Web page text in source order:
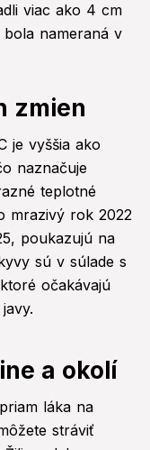
viac ako 4 cm
bola nameraná v
zmien
je vyššia ako
naznačuje
teplotné
mrazivý rok 2022
poukazujú na
sú v súlade s
očakávajú
a okolí
láka na
stráviť